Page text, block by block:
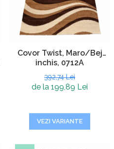
Covor Twist, Maro/Bej
inchis, 0712A
392,74 Lei
de la 199,89 Lei
VEZI VARIANTE